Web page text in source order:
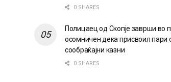
0 SHARES
Полицаец од Скопје заврши во
осомничен дека присвоил пари
сообраќајни казни
0 SHARES